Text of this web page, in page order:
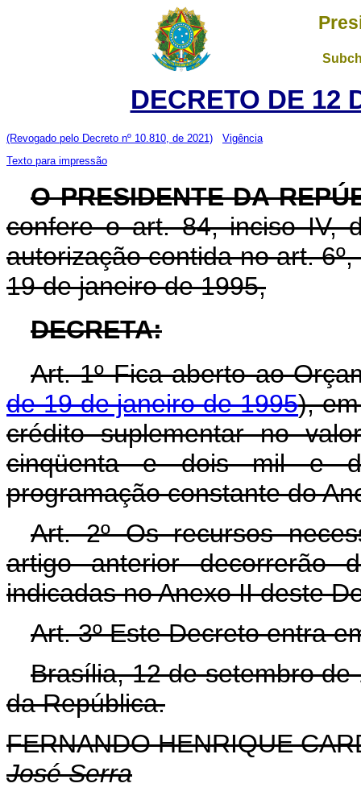
DECRETO DE 12
(Revogado pelo Decreto nº 10.810, de 2021)
Vigência
Texto para impressão
O PRESIDENTE DA
confere o art. 84, inciso IV,
autorização contida no art.
19 de janeiro de 1995,
DECRETA:
Art. 1º Fica aberto ao
de 19 de janeiro de 1995),
crédito suplementar no
cinqüenta e dois mil e
programação constante do
Art. 2º Os recursos
artigo anterior decorrerão
indicadas no Anexo II deste
Art. 3º Este Decreto entra
Brasília, 12 de setembro de
da República.
FERNANDO HENRIQUE
José Serra